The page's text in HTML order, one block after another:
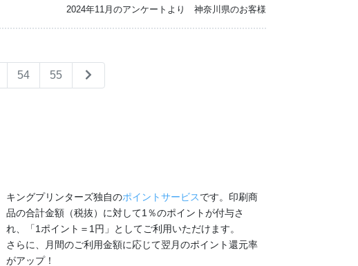
2024年11月のアンケートより 神奈川県のお客様
54 55
キングプリンターズ独自のポイントサービスです。印刷商
品の合計金額（税抜）に対して1％のポイントが付与さ
れ、「1ポイント＝1円」としてご利用いただけます。
さらに、月間のご利用金額に応じて翌月のポイント還元率
がアップ！